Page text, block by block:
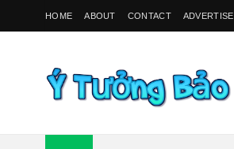
HOME ABOUT CONTACT ADVERTISE